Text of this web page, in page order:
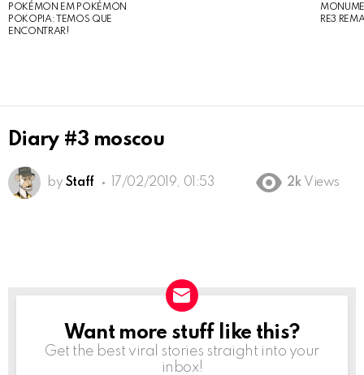
POKÉMON EM POKÉMON
POKOPIA: TEMOS QUE
ENCONTRAR!
RE3
Diary #3 moscou
by Staff 17/02/2019, 01:53 2k Views
NEWSLETTER
Want more stuff like this?
Get the best viral stories straight into your
inbox!